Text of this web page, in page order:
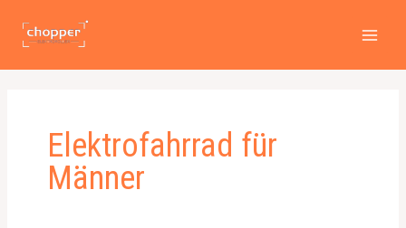
Inhalt
springen
Elektrofahrrad für
Männer